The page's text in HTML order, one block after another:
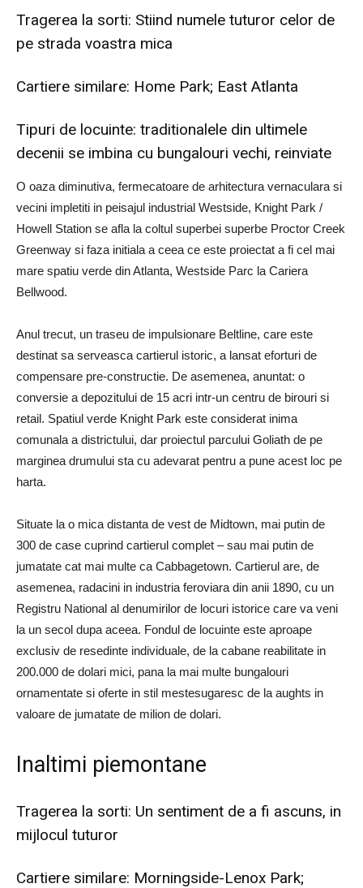
Tragerea la sorti: Stiind numele tuturor celor de
pe strada voastra mica
Cartiere similare: Home Park; East Atlanta
Tipuri de locuinte: traditionalele din ultimele
decenii se imbina cu bungalouri vechi, reinviate
O oaza diminutiva, fermecatoare de arhitectura vernaculara si
vecini impletiti in peisajul industrial Westside, Knight Park /
Howell Station se afla la coltul superbei superbe Proctor Creek
Greenway si faza initiala a ceea ce este proiectat a fi cel mai
mare spatiu verde din Atlanta, Westside Parc la Cariera
Bellwood.
Anul trecut, un traseu de impulsionare Beltline, care este
destinat sa serveasca cartierul istoric, a lansat eforturi de
compensare pre-constructie. De asemenea, anuntat: o
conversie a depozitului de 15 acri intr-un centru de birouri si
retail. Spatiul verde Knight Park este considerat inima
comunala a districtului, dar proiectul parcului Goliath de pe
marginea drumului sta cu adevarat pentru a pune acest loc pe
harta.
Situate la o mica distanta de vest de Midtown, mai putin de
300 de case cuprind cartierul complet – sau mai putin de
jumatate cat mai multe ca Cabbagetown. Cartierul are, de
asemenea, radacini in industria feroviara din anii 1890, cu un
Registru National al denumirilor de locuri istorice care va veni
la un secol dupa aceea. Fondul de locuinte este aproape
exclusiv de resedinte individuale, de la cabane reabilitate in
200.000 de dolari mici, pana la mai multe bungalouri
ornamentate si oferte in stil mestesugaresc de la aughts in
valoare de jumatate de milion de dolari.
Inaltimi piemontane
Tragerea la sorti: Un sentiment de a fi ascuns, in
mijlocul tuturor
Cartiere similare: Morningside-Lenox Park;